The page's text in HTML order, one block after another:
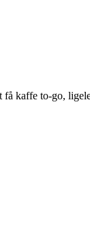
kaffe to-go,